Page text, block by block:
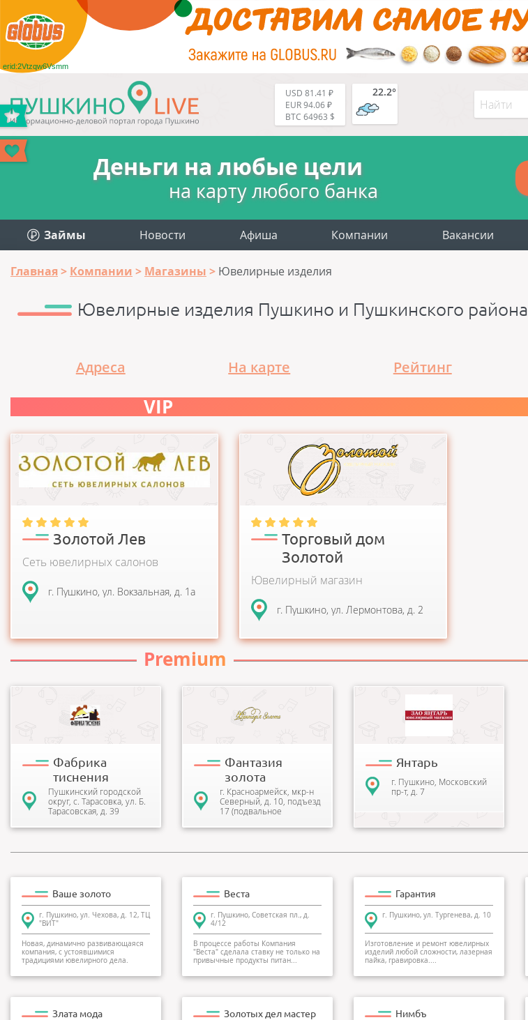
erid:2Vtzqw6Vsmm
USD 81.41 ₽
EUR 94.06 ₽
BTC 64963 $
22.2°
Деньги на любые цели
на карту любого банка
Займы Новости Афиша Компании Вакансии
Главная Компании Магазины Ювелирные изделия
Ювелирные изделия Пушкино и Пушкинского района
Адреса На карте Рейтинг
VIP
Ювелирная компания «Золотой Лев»
начала свою работу в 2000 году, завоевав
Золотой Лев
Сеть ювелирных салонов
г. Пушкино, ул. Вокзальная, д. 1а
Ювелирные магазины Торгового дома
«Золотой» выделяются среди прочих
большим выбором комиссионного...
Торговый дом
Золотой
Ювелирный магазин
г. Пушкино, ул. Лермонтова, д. 2
Premium
различные клише: для
тиснения, для конгрева,
многоуровневые и 3D клише.
Фабрика
тиснения
Пушкинский городской
округ, с. Тарасовка, ул. Б.
Тарасовская, д. 39
«Фантазия Золота»
производит: изготовление,
Фантазия
золота
г. Красноармейск, мкр-н
Северный, д. 10, подъезд
17 (подвальное
ювелирным магазином в
городе Пушкино и радует
Янтарь
г. Пушкино, Московский
пр-т, д. 7
Ваше золото
г. Пушкино, ул. Чехова, д. 12, ТЦ
"ВИТ"
Новая, динамично развивающаяся
компания, с устоявшимися
традициями ювелирного дела.
Веста
г. Пушкино, Советская пл., д.
4/12
В процессе работы Компания
"Веста" сделала ставку не только на
привычные продукты питан...
Гарантия
г. Пушкино, ул. Тургенева, д. 10
Изготовление и ремонт ювелирных
изделий любой сложности, лазерная
пайка, гравировка....
Злата мода Золотых дел мастер Нимбъ